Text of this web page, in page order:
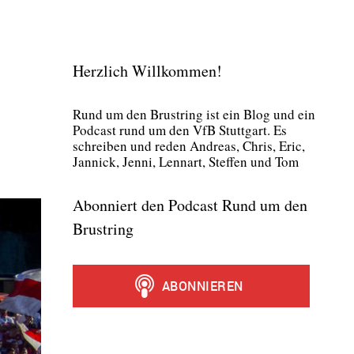
Herzlich Willkommen!
Rund um den Brust­ring ist ein Blog und ein
Pod­cast rund um den VfB Stutt­gart. Es
schrei­ben und reden Andre­as, Chris, Eric,
Jan­nick, Jen­ni, Lenn­art, Stef­fen und Tom
Abonniert den Podcast Rund um den
Brustring